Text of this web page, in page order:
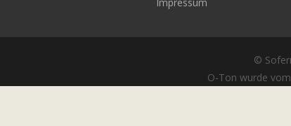
©
O-Ton wurde